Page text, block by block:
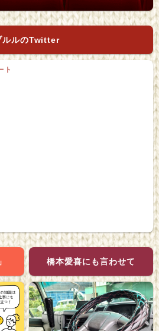
ルルのTwitter
ト
橋本愛喜にも言わせて